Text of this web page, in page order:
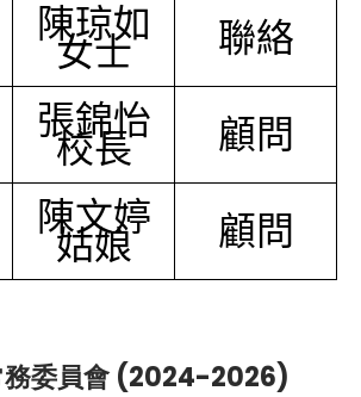
陳琼如
女士 聯絡
張錦怡
校長 顧問
陳文婷
姑娘 顧問
務委員會 (2024-2026)